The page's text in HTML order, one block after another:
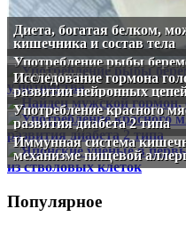
Диета, богатая белком,
кишечника и состав тела
Употребление рыбы
у потомства
Исследование гормона
развитии нейронных
Употребление красного
развития диабета 2 типа
Иммунная система
механизме пищевой
Популярное